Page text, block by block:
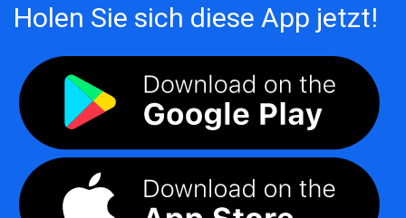
Holen Sie sich diese App jetzt!